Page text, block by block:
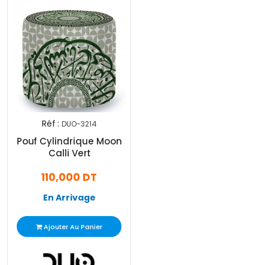
Réf : DUO-3214
Pouf Cylindrique Moon
Calli Vert
110,000 DT
En Arrivage
Ajouter Au Panier